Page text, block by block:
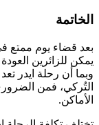
الخاتمة
بعد قضاء يوم ممتع في
يمكن للزائرين
وبما أن رحلة ايدر
التُركي، فمن
الأماكن.